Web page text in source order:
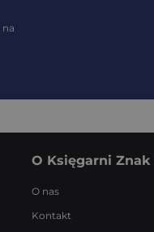
na
O Księgarni Znak
O nas
Kontakt